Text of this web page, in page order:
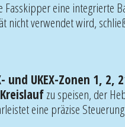
eine integrierte
verwendet wird,
und UKEX-Zonen 1, 2,
zu speisen, der
eine präzise